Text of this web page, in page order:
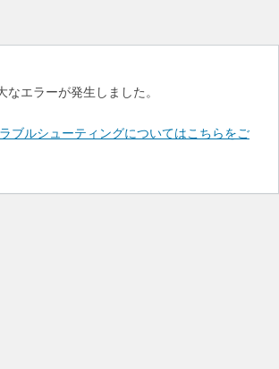
なエラーが発生しました。
ブルシューティングについてはこちらをご